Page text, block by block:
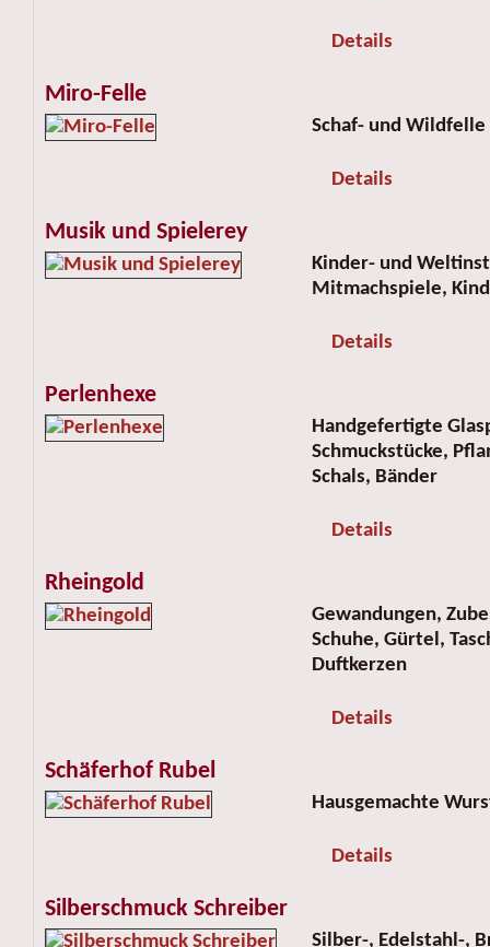
Details
Miro-Felle
Schaf- und Wildfelle
Details
Musik und Spielerey
Kinder- und
Mitmachspiele,
Details
Perlenhexe
Handgefertigte
Schmuckstücke,
Schals, Bänder
Details
Rheingold
Gewandungen,
Schuhe, Gürtel,
Duftkerzen
Details
Schäferhof Rubel
Hausgemachte
Details
Silberschmuck Schreiber
Silber-, Edelstahl-,